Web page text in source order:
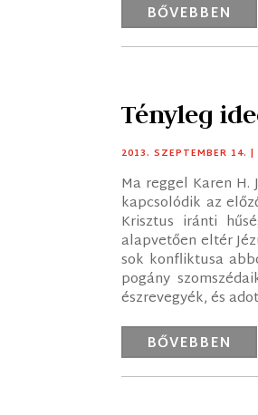
BŐVEBBEN
Tényleg
2013. SZEPTEMBER 14. |
Ma reggel Karen
kapcsolódik az
Krisztus iránti
alapvetően eltér
sok konfliktusa
pogány
észrevegyék, és
BŐVEBBEN